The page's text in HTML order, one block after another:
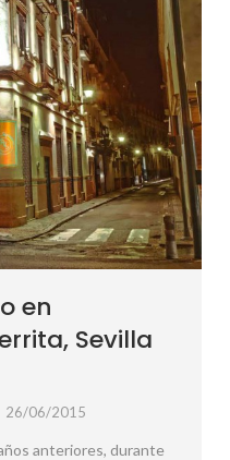
en
Sevilla
26/06/2015
anteriores, durante